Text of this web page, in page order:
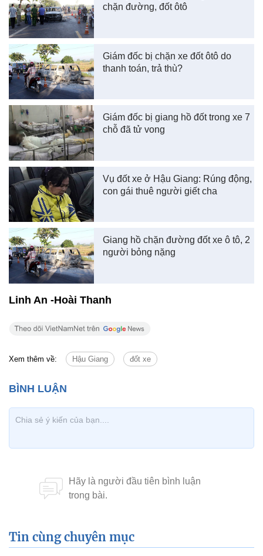
chặn đường, đốt ôtô
Giám đốc bị chặn xe đốt ôtô do
thanh toán, trả thù?
Giám đốc bị giang hồ đốt trong xe 7
chỗ đã tử vong
Vụ đốt xe ở Hậu Giang: Rúng động,
con gái thuê người giết cha
Giang hồ chặn đường đốt xe ô tô, 2
người bỏng nặng
Linh An -Hoài Thanh
Xem thêm về: Hậu Giang đốt xe
Tin cùng chuyên mục